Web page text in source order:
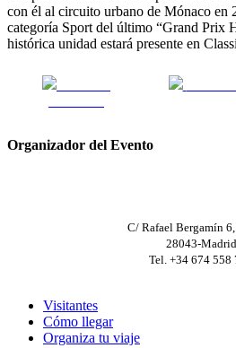
con él al circuito urbano de Mónaco en
categoría Sport del último “Grand Prix
histórica unidad estará presente en
Organizador del Evento
C/ Rafael Bergamín
28043-Madrid
Tel. +34 674 558
Visitantes
Cómo llegar
Organiza tu viaje